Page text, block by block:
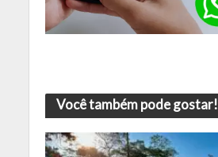
Você também pode gostar!